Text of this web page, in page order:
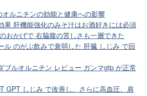
オルニチンの効能と健康への影響
果 肝機能強化のみそ汁はお酒好きには必須
おかげで 右脇腹の苦しさも一層できた
ル のがぶ飲みで衰弱した 肝臓 しじみ で回
ブルオルニチン レビュー ガンマgtp が正常
GPT しじみ で改善し、さらに高血圧、肩